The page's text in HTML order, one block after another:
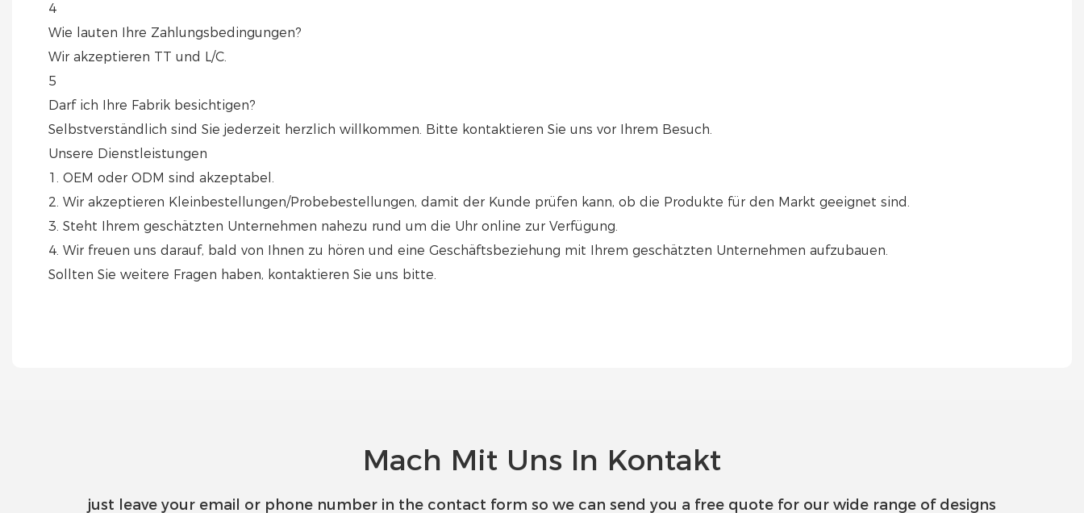
4
Wie lauten Ihre Zahlungsbedingungen?
Wir akzeptieren TT und L/C.
5
Darf ich Ihre Fabrik besichtigen?
Selbstverständlich sind Sie jederzeit herzlich willkommen. Bitte kontaktieren Sie uns vor Ihrem Besuch.
Unsere Dienstleistungen
1. OEM oder ODM sind akzeptabel.
2. Wir akzeptieren Kleinbestellungen/Probebestellungen, damit der Kunde prüfen kann, ob die Produkte für den Markt geeignet sind.
3. Steht Ihrem geschätzten Unternehmen nahezu rund um die Uhr online zur Verfügung.
4. Wir freuen uns darauf, bald von Ihnen zu hören und eine Geschäftsbeziehung mit Ihrem geschätzten Unternehmen aufzubauen.
Sollten Sie weitere Fragen haben, kontaktieren Sie uns bitte.
Mach Mit Uns In Kontakt
just leave your email or phone number in the contact form so we can send you a free quote for our wide range of designs